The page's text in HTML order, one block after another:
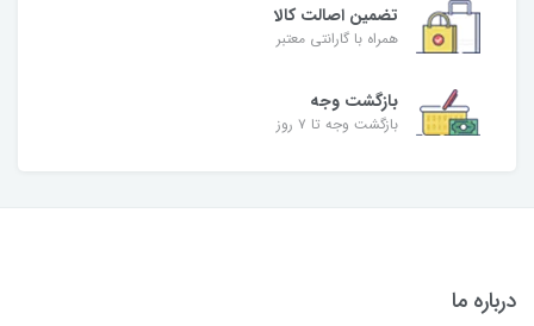
تضمین اصالت کالا
همراه با گارانتی معتبر
بازگشت وجه
بازگشت وجه تا ۷ روز
درباره ما